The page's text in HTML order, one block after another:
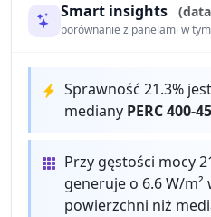
Smart insights
porównanie z panelami w
Sprawność 21.3%
mediany PERC 400-
Przy gęstości mocy
generuje o 6.6 W/
powierzchni niż